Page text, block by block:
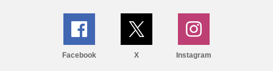
Facebook X Instagram